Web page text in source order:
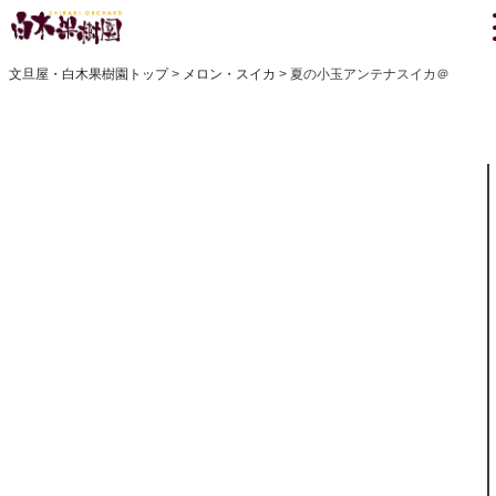
文旦屋・白木果樹園トップ メロン・スイカ 夏の小玉アンテナスイカ＠